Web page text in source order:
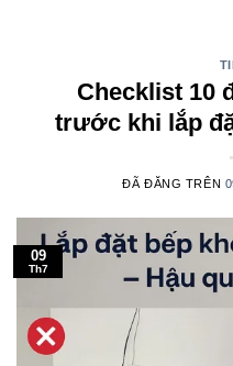
Checklist 10
trước khi lắp
ĐÃ ĐĂNG TRÊN
09
Th7